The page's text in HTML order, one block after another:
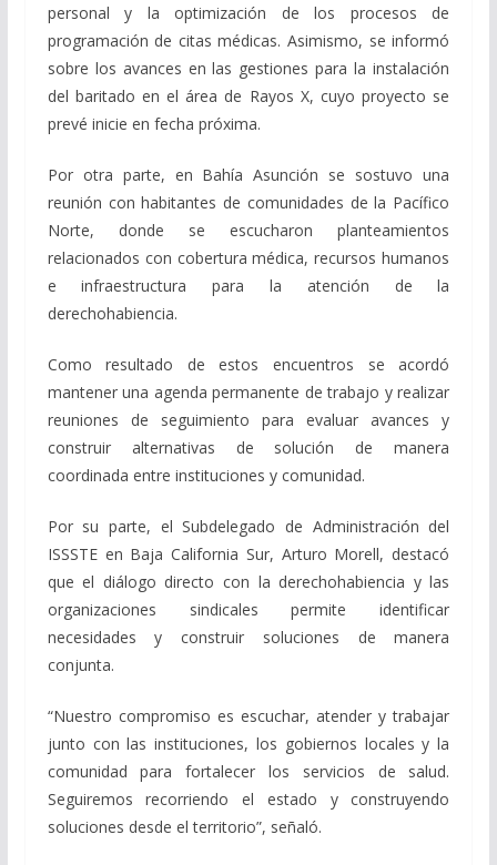
personal y la optimización de los procesos de
programación de citas médicas. Asimismo, se informó
sobre los avances en las gestiones para la instalación
del baritado en el área de Rayos X, cuyo proyecto se
prevé inicie en fecha próxima.
Por otra parte, en Bahía Asunción se sostuvo una
reunión con habitantes de comunidades de la Pacífico
Norte, donde se escucharon planteamientos
relacionados con cobertura médica, recursos humanos
e infraestructura para la atención de la
derechohabiencia.
Como resultado de estos encuentros se acordó
mantener una agenda permanente de trabajo y realizar
reuniones de seguimiento para evaluar avances y
construir alternativas de solución de manera
coordinada entre instituciones y comunidad.
Por su parte, el Subdelegado de Administración del
ISSSTE en Baja California Sur, Arturo Morell, destacó
que el diálogo directo con la derechohabiencia y las
organizaciones sindicales permite identificar
necesidades y construir soluciones de manera
conjunta.
“Nuestro compromiso es escuchar, atender y trabajar
junto con las instituciones, los gobiernos locales y la
comunidad para fortalecer los servicios de salud.
Seguiremos recorriendo el estado y construyendo
soluciones desde el territorio”, señaló.